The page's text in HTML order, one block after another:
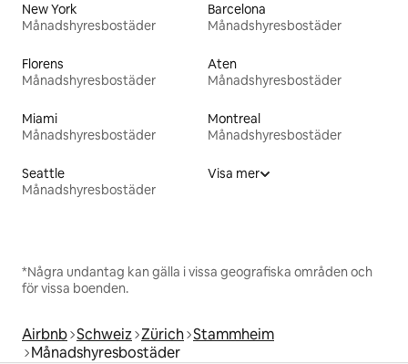
New York
Månadshyresbostäder
Barcelona
Månadshyresbostäder
Florens
Månadshyresbostäder
Aten
Månadshyresbostäder
Miami
Månadshyresbostäder
Montreal
Månadshyresbostäder
Seattle
Månadshyresbostäder
Visa mer
*Några undantag kan gälla i vissa geografiska områden och
för vissa boenden.
Airbnb Schweiz Zürich Stammheim
Månadshyresbostäder